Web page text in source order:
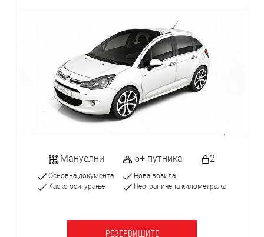
Мануелни 5+ путника 2
Основна документа
Каско осигурање
Нова возила
Неограничена километража
РЕЗЕРВИШИТЕ